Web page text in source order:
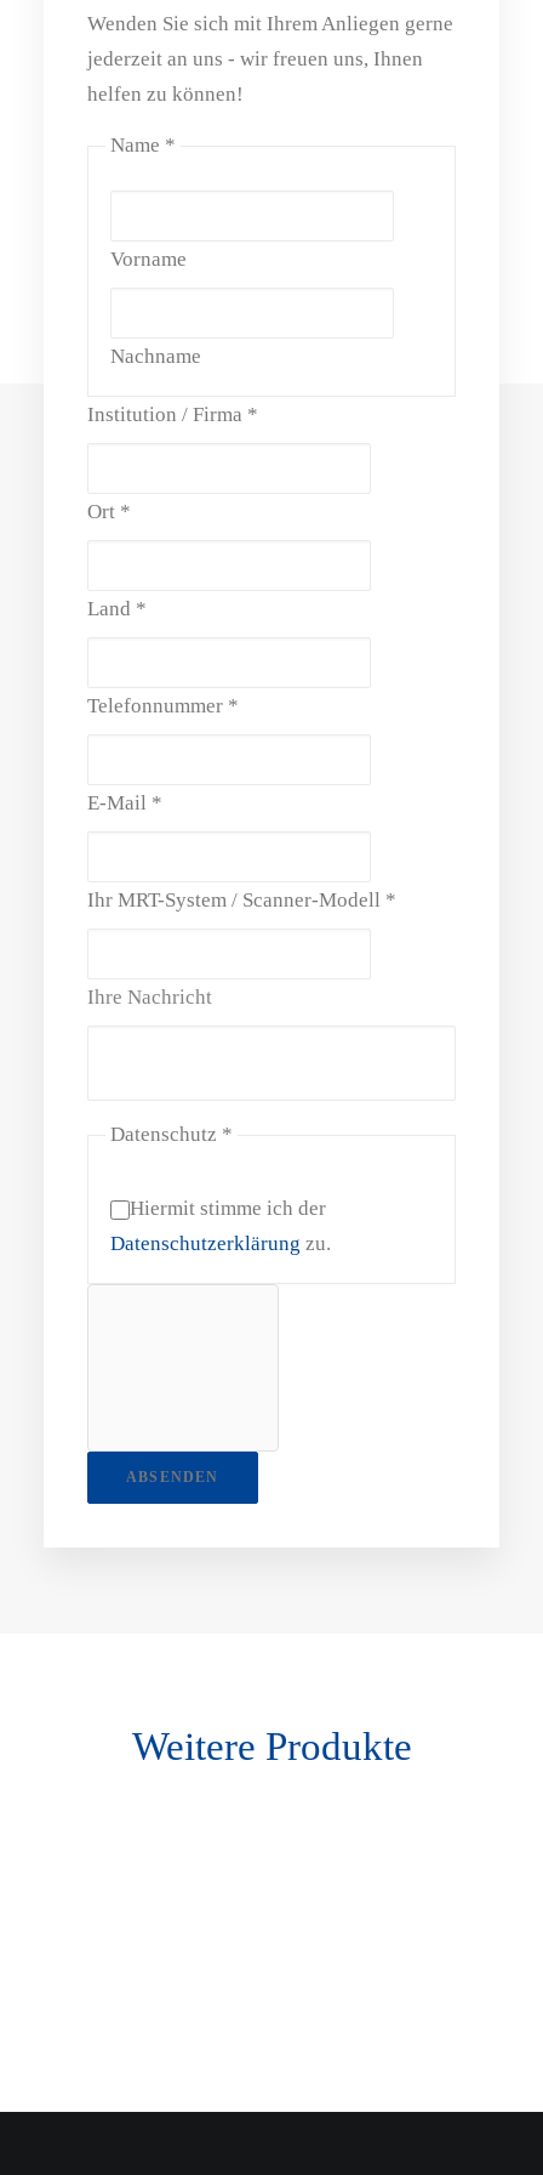
Wenden Sie sich mit Ihrem Anliegen gerne
jederzeit an uns - wir freuen uns, Ihnen
helfen zu können!
Name *
Vorname
Nachname
Institution / Firma *
Ort *
Land *
Telefonnummer *
E-Mail *
Ihr MRT-System / Scanner-Modell *
Ihre Nachricht
Datenschutz *
Hiermit stimme ich der
Datenschutzerklärung zu.
ABSENDEN
Weitere Produkte